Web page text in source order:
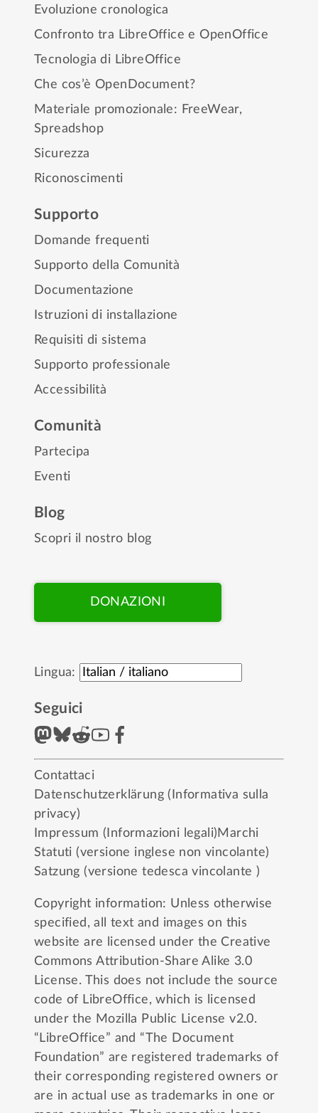
Evoluzione cronologica
Confronto tra LibreOffice e OpenOffice
Tecnologia di LibreOffice
Che cos’è OpenDocument?
Materiale promozionale: FreeWear,
Spreadshop
Sicurezza
Riconoscimenti
Supporto
Domande frequenti
Supporto della Comunità
Documentazione
Istruzioni di installazione
Requisiti di sistema
Supporto professionale
Accessibilità
Comunità
Partecipa
Eventi
Blog
Scopri il nostro blog
DONAZIONI
Lingua:
Seguici
Contattaci
Datenschutzerklärung (Informativa sulla
privacy)
Impressum (Informazioni legali) Marchi
Statuti (versione inglese non vincolante)
Satzung (versione tedesca vincolante )
Copyright information: Unless otherwise
specified, all text and images on this
website are licensed under the Creative
Commons Attribution-Share Alike 3.0
License. This does not include the source
code of LibreOffice, which is licensed
under the Mozilla Public License v2.0.
“LibreOffice” and “The Document
Foundation” are registered trademarks of
their corresponding registered owners or
are in actual use as trademarks in one or